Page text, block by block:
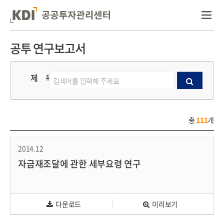
공투 연구보고서
제 목
총 111개
2014.12
자금재조달에 관한 세부요령 연구
다운로드 미리보기